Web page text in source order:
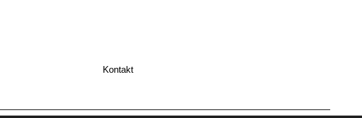
Kontakt